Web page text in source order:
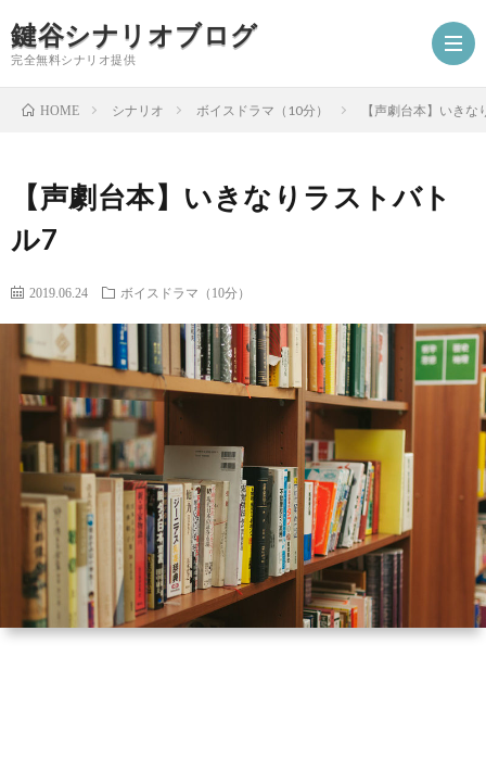
鍵谷シナリオブログ
完全無料シナリオ提供
フ
ナ
（規
お
（脚
HOME シナリオ ボイスドラマ（10分） 【声劇台本】いき
【声劇台本】いきなりラストバト
ル7
2019.06.24 ボイスドラマ（10分）